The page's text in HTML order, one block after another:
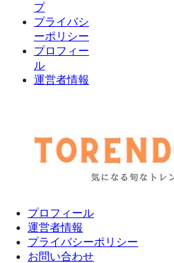
プ
プライバシ
ーポリシー
プロフィー
ル
運営者情報
プロフィール
運営者情報
プライバシーポリシー
お問い合わせ